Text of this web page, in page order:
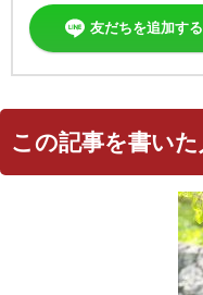
友だちを追加する
この記事を書いた